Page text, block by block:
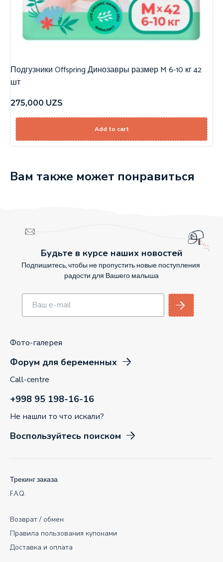
Подгузники Offspring Динозавры размер M 6-10 кг 42
шт
275,000 UZS
Add to cart
Вам также может понравиться
Будьте в курсе наших новостей
Подпишитесь, чтобы не пропустить новые поступления
радости для Вашего малыша
Фото-галерея
Форум для беременных
Call-centre
+998 95 198-16-16
Не нашли то что искали?
Воспользуйтесь поиском
Возврат / обмен
Правила пользования купонами
Доставка и оплата
Трекинг заказа
F.A.Q.